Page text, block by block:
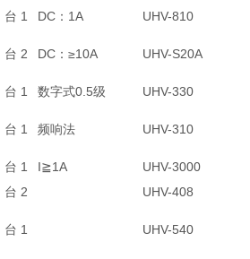
台 1 DC：1A UHV-810
台 2 DC：≥10A UHV-S20A
台 1 数字式0.5级 UHV-330
台 1 频响法 UHV-310
台 1 I≧1A
UHV-3000
台 2 UHV-408
台 1 UHV-540